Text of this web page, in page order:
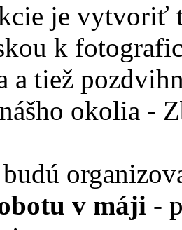
je vytvoriť
k
a tiež
okolia -
v máji -